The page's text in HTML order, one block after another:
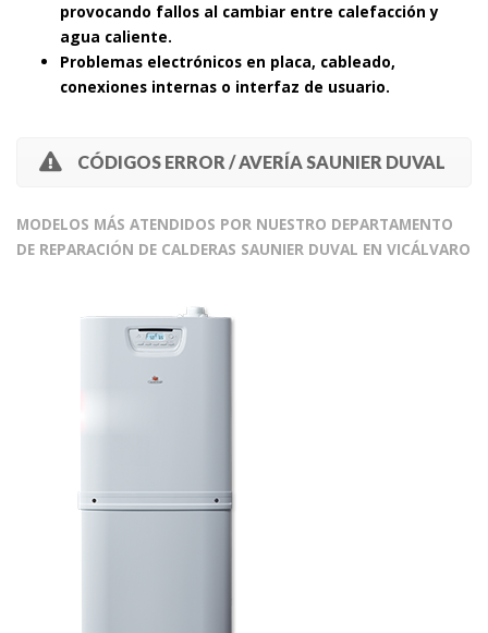
provocando fallos al cambiar entre calefacción y
agua caliente.
Problemas electrónicos en placa, cableado,
conexiones internas o interfaz de usuario.
CÓDIGOS ERROR / AVERÍA SAUNIER DUVAL
MODELOS MÁS ATENDIDOS POR NUESTRO DEPARTAMENTO
DE REPARACIÓN DE CALDERAS SAUNIER DUVAL EN VICÁLVARO